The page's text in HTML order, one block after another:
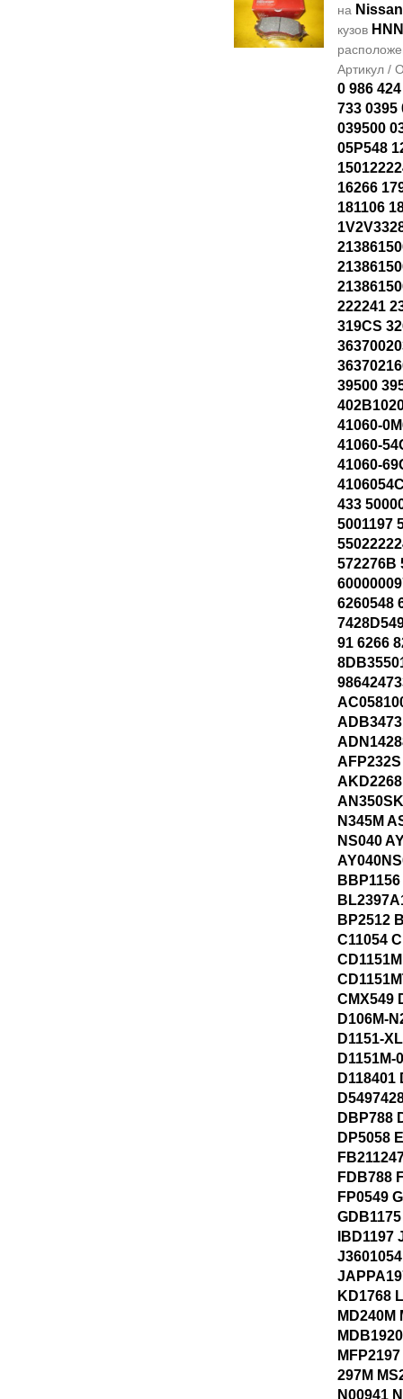
на
кузов
Артикул /
0 986
733 0395
039500
05P548
16266
181106
222241
319CS
39500
41060-
41060-
41060-
433
5001197
572276B
6260548
91 6266
N345M
NS040
BP2512
C11054
CMX549
D106M-
D1151-
D1151M-
D118401
DBP788
DP5058
FDB788
FP0549
IBD1197
KD1768
MD240M
297M
N00941